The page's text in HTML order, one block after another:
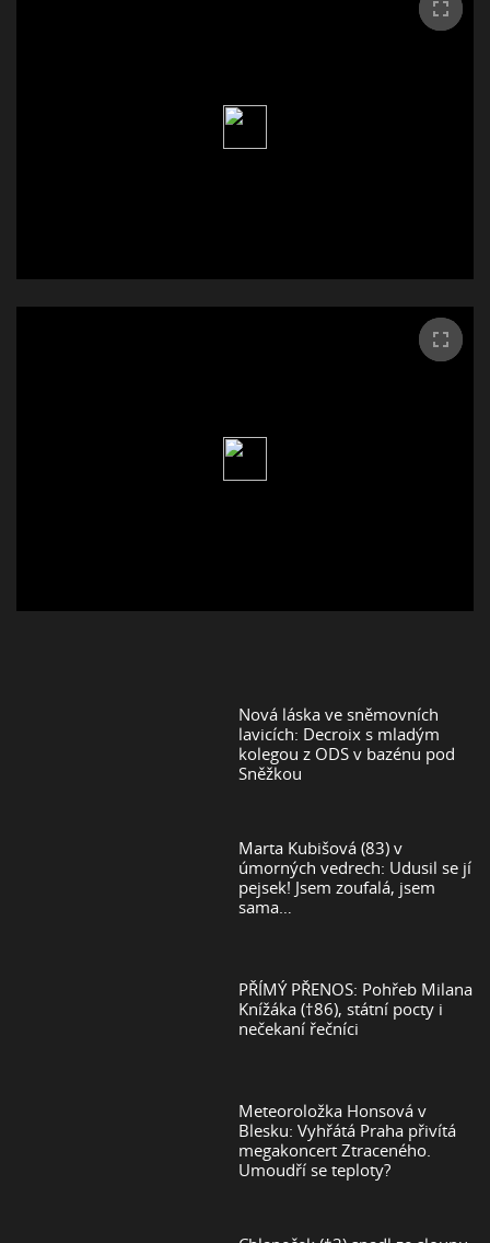
Nová láska ve sněmovních
lavicích: Decroix s mladým
kolegou z ODS v bazénu pod
Sněžkou
Marta Kubišová (83) v
úmorných vedrech: Udusil se jí
pejsek! Jsem zoufalá, jsem
sama…
PŘÍMÝ PŘENOS: Pohřeb Milana
Knížáka (†86), státní pocty i
nečekaní řečníci
Meteoroložka Honsová v
Blesku: Vyhřátá Praha přivítá
megakoncert Ztraceného.
Umoudří se teploty?